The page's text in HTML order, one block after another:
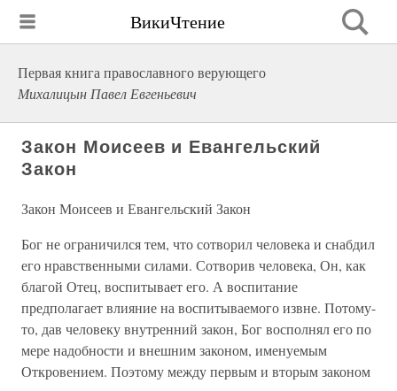
ВикиЧтение
Первая книга православного верующего
Михалицын Павел Евгеньевич
Закон Моисеев и Евангельский
Закон
Закон Моисеев и Евангельский Закон
Бог не ограничился тем, что сотворил человека и снабдил
его нравственными силами. Сотворив человека, Он, как
благой Отец, воспитывает его. А воспитание
предполагает влияние на воспитываемого извне. Потому-
то, дав человеку внутренний закон, Бог восполнял его по
мере надобности и внешним законом, именуемым
Откровением. Поэтому между первым и вторым законом